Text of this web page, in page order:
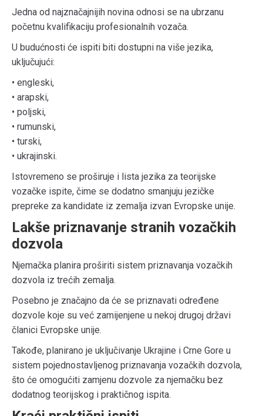
Jedna od najznačajnijih novina odnosi se na ubrzanu
početnu kvalifikaciju profesionalnih vozača.
U budućnosti će ispiti biti dostupni na više jezika,
uključujući:
• engleski,
• arapski,
• poljski,
• rumunski,
• turski,
• ukrajinski.
Istovremeno se proširuje i lista jezika za teorijske
vozačke ispite, čime se dodatno smanjuju jezičke
prepreke za kandidate iz zemalja izvan Evropske unije.
Lakše priznavanje stranih vozačkih
dozvola
Njemačka planira proširiti sistem priznavanja vozačkih
dozvola iz trećih zemalja.
Posebno je značajno da će se priznavati određene
dozvole koje su već zamijenjene u nekoj drugoj državi
članici Evropske unije.
Takođe, planirano je uključivanje Ukrajine i Crne Gore u
sistem pojednostavljenog priznavanja vozačkih dozvola,
što će omogućiti zamjenu dozvole za njemačku bez
dodatnog teorijskog i praktičnog ispita.